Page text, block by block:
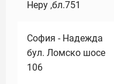
Неру ,бл.751
София - Надежда
бул. Ломско шосе
106